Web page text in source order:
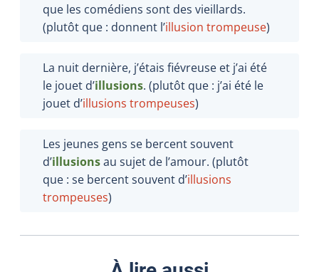
que les comédiens sont des vieillards.
(plutôt que : donnent l’illusion trompeuse)
La nuit dernière, j’étais fiévreuse et j’ai été
le jouet d’illusions. (plutôt que : j’ai été le
jouet d’illusions trompeuses)
Les jeunes gens se bercent souvent
d’illusionsau sujet de l’amour. (plutôt
que : se bercent souvent d’illusions
trompeuses)